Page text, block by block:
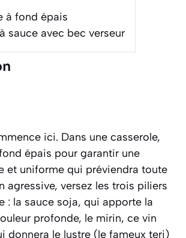
à fond épais
sauce avec bec verseur
ici. Dans une casserole,
épais pour garantir une
et uniforme qui préviendra toute
agressive, versez les trois piliers
: la sauce soja, qui apporte la
profonde, le mirin, ce vin
donnera le lustre (le fameux teri)